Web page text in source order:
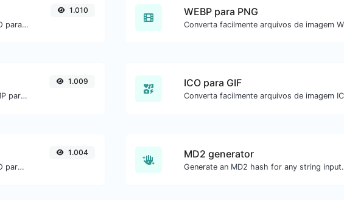
Converta facilmente arquivos de imagem ICO para WEBP.
1.010 WEBP para PNG
Converta facilmente arquivos de imagem BMP para WEBP.
1.009 ICO para GIF
Converta facilmente arquivos de imagem ICO para JPG.
1.004 MD2 generator
Generate an MD2 hash for any string input.